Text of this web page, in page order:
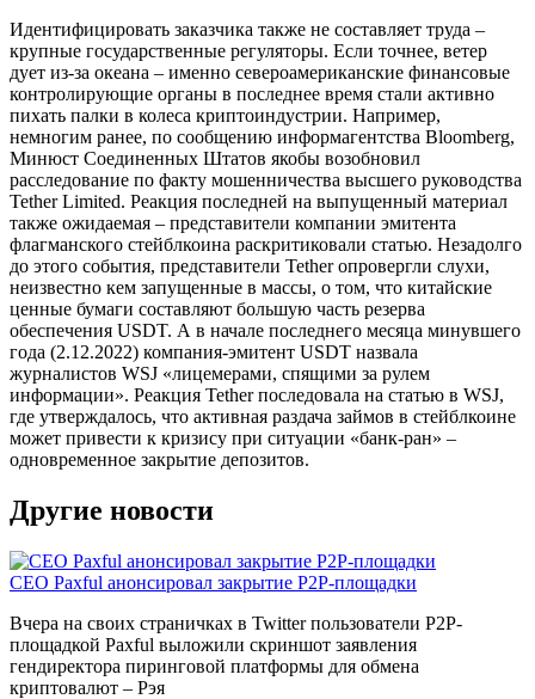
Идентифицировать заказчика также не составляет труда –
крупные государственные регуляторы. Если точнее, ветер
дует из-за океана – именно североамериканские финансовые
контролирующие органы в последнее время стали активно
пихать палки в колеса криптоиндустрии. Например,
немногим ранее, по сообщению информагентства Bloomberg,
Минюст Соединенных Штатов якобы возобновил
расследование по факту мошенничества высшего руководства
Tether Limited. Реакция последней на выпущенный материал
также ожидаемая – представители компании эмитента
флагманского стейблкоина раскритиковали статью. Незадолго
до этого события, представители Tether опровергли слухи,
неизвестно кем запущенные в массы, о том, что китайские
ценные бумаги составляют большую часть резерва
обеспечения USDT. А в начале последнего месяца минувшего
года (2.12.2022) компания-эмитент USDT назвала
журналистов WSJ «лицемерами, спящими за рулем
информации». Реакция Tether последовала на статью в WSJ,
где утверждалось, что активная раздача займов в стейблкоине
может привести к кризису при ситуации «банк-ран» –
одновременное закрытие депозитов.
Другие новости
CEO Paxful анонсировал закрытие P2P-площадки
Вчера на своих страничках в Twitter пользователи P2P-
площадкой Paxful выложили скриншот заявления
гендиректора пиринговой платформы для обмена
криптовалют – Рэя